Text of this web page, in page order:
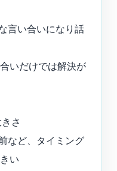
言い合いになり話
いだけでは解決が
さ
など、タイミング
い